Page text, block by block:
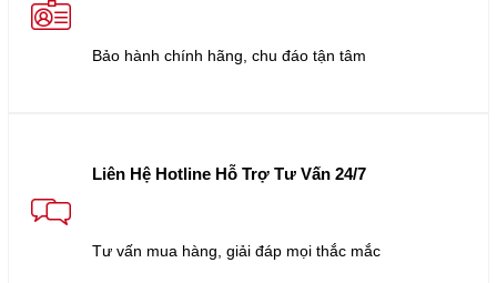
Bảo hành chính hãng, chu đáo tận tâm
Liên Hệ Hotline Hỗ Trợ Tư Vấn 24/7
Tư vấn mua hàng, giải đáp mọi thắc mắc